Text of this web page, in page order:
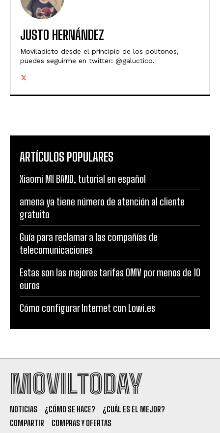
JUSTO HERNÁNDEZ
Moviladicto desde el principio de los politonos,
puedes seguirme en twitter: @galuctico.
ARTÍCULOS POPULARES
Xiaomi MI BAND, tutorial en español
amena ya tiene número de atención al cliente
gratuito
Guía para reclamar a las compañías de
telecomunicaciones
Estas son las mejores tarifas OMV por menos de 10
euros
Cómo configurar Internet con Lowi.es
MOVILTODAY
NOTICIAS ¿CÓMO SE HACE?
¿CUÁL ES EL MEJOR?
COMPARTIR
COMPRAS Y OFERTAS